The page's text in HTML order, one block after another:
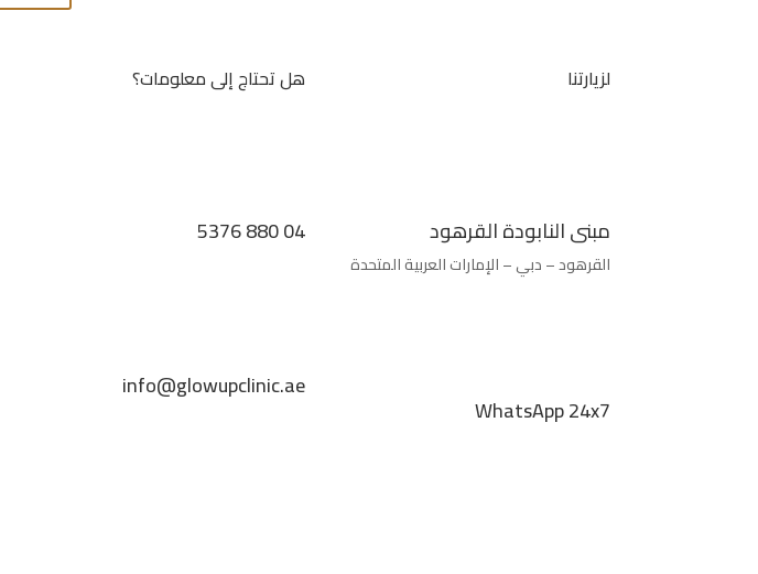
هل تحتاج إلى معلومات؟
04 880 5376
info@glowupclinic.ae
لزيارتنا
مبنى النابودة القرهود
القرهود – دبي – الإمارات العربية المتحدة
WhatsApp 24x7